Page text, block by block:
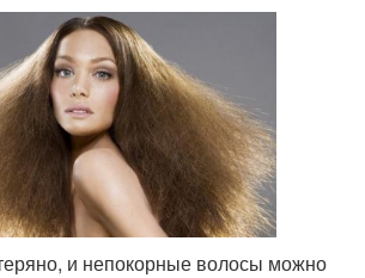
и непокорные волосы можно